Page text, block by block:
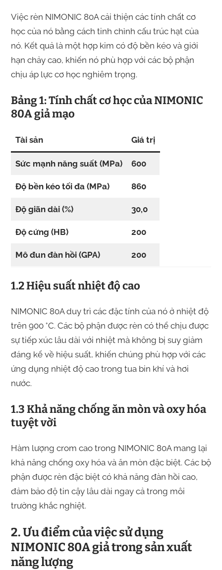
Việc rèn NIMONIC 80A cải thiện các tính chất cơ
học của nó bằng cách tinh chỉnh cấu trúc hạt của
nó. Kết quả là một hợp kim có độ bền kéo và giới
hạn chảy cao, khiến nó phù hợp với các bộ phận
chịu áp lực cơ học nghiêm trọng.
Bảng 1: Tính chất cơ học của NIMONIC
80A giả mạo
Tài sản Giá trị
Sức mạnh năng suất (MPa) 600
Độ bền kéo tối đa (MPa) 860
Độ giãn dài (%) 30,0
Độ cứng (HB) 200
Mô đun đàn hồi (GPA) 200
1.2 Hiệu suất nhiệt độ cao
NIMONIC 80A duy trì các đặc tính của nó ở nhiệt độ
trên 900 °C. Các bộ phận được rèn có thể chịu được
sự tiếp xúc lâu dài với nhiệt mà không bị suy giảm
đáng kể về hiệu suất, khiến chúng phù hợp với các
ứng dụng nhiệt độ cao trong tua bin khí và hơi
nước.
1.3 Khả năng chống ăn mòn và oxy hóa
tuyệt vời
Hàm lượng crom cao trong NIMONIC 80A mang lại
khả năng chống oxy hóa và ăn mòn đặc biệt. Các bộ
phận được rèn đặc biệt có khả năng đàn hồi cao,
đảm bảo độ tin cậy lâu dài ngay cả trong môi
trường khắc nghiệt.
2. Ưu điểm của việc sử dụng
NIMONIC 80A giả trong sản xuất
năng lượng